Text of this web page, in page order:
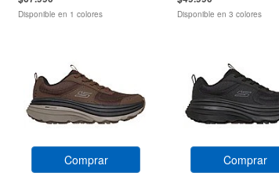
Disponible en 1 colores Disponible en 3 colores
Comprar Comprar